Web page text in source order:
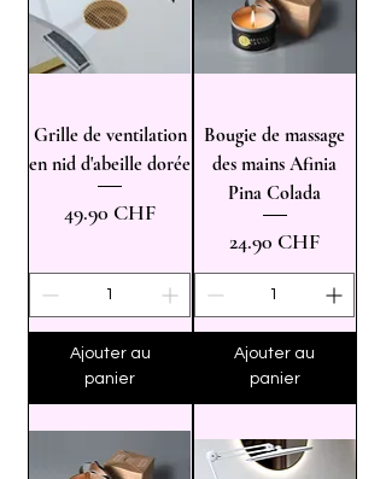
Grille de ventilation
en nid d'abeille dorée
Prix
49.90 CHF
Ajouter au
panier
Bougie de massage
des mains Afinia
Pina Colada
Prix
24.90 CHF
Ajouter au
panier